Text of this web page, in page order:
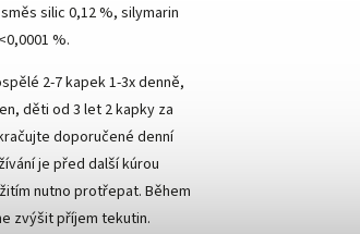
silic 0,12 %, silymarin
%.
2-7 kapek 1-3x denně,
děti od 3 let 2 kapky za
doporučené denní
je před další kúrou
nutno protřepat. Během
zvýšit příjem tekutin.